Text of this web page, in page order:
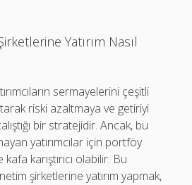
Yatırım Nasıl
sermayelerini çeşitli
riski azaltmaya ve getiriyi
bir stratejidir. Ancak, bu
yatırımcılar için portföy
karıştırıcı olabilir. Bu
şirketlerine yatırım yapmak,